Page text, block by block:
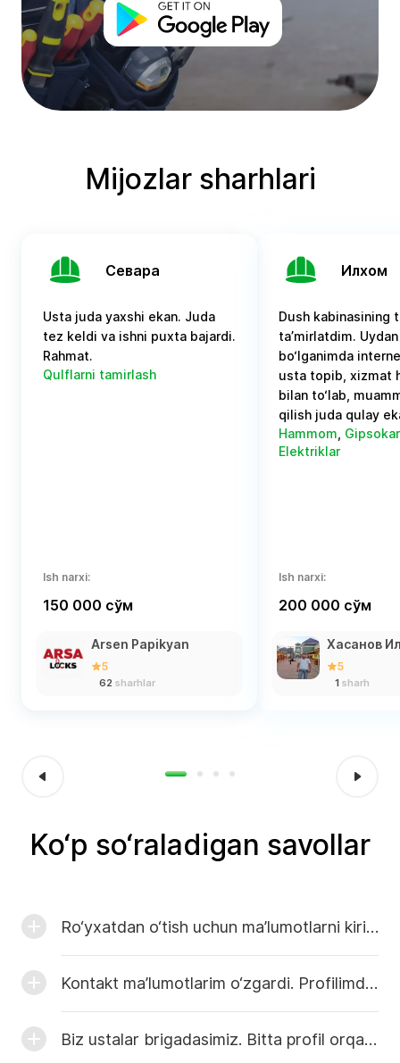
Mijozlar sharhlari
Севара
Usta juda yaxshi ekan. Juda
tez keldi va ishni puxta bajardi.
Rahmat.
Qulflarni tamirlash
Ish narxi:
150 000 сўм
Arsen Papikyan
5
62 sharhlar
Илхом
Dush kabinasining
ta’mirlatdim.
bo‘lganimda
usta topib, xizmat
bilan to‘lab,
qilish juda qulay
Hammom
Elektriklar
Ish narxi:
200 000 сўм
Хасанов
5
1 sharh
Ko‘p so‘raladigan savollar
Ro‘yxatdan o‘tish uchun ma’lumotlarni kiritganimdan so‘ng faollashtirish havolasi yuborilgan xatni olmadim. Nima qilishim kerak?
Kontakt ma’lumotlarim o‘zgardi. Profilimdagi ma’lumotlarni qanday tahrirlashim mumkin?
Biz ustalar brigadasimiz. Bitta profil orqali nechta usta sahifasini yaratish mumkin?